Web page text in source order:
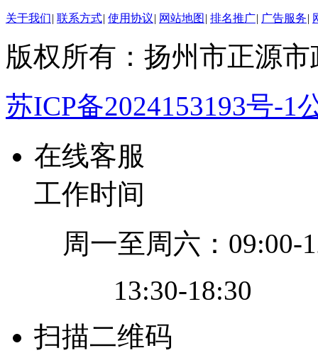
关于我们| 联系方式| 使用协议| 网站地图 | 排名推广| 广告服务|
版权所有：扬州市正源
苏ICP备2024153193号-1
在线客服
工作时间
周一至周六：09:00-
13:30-18:30
扫描二维码